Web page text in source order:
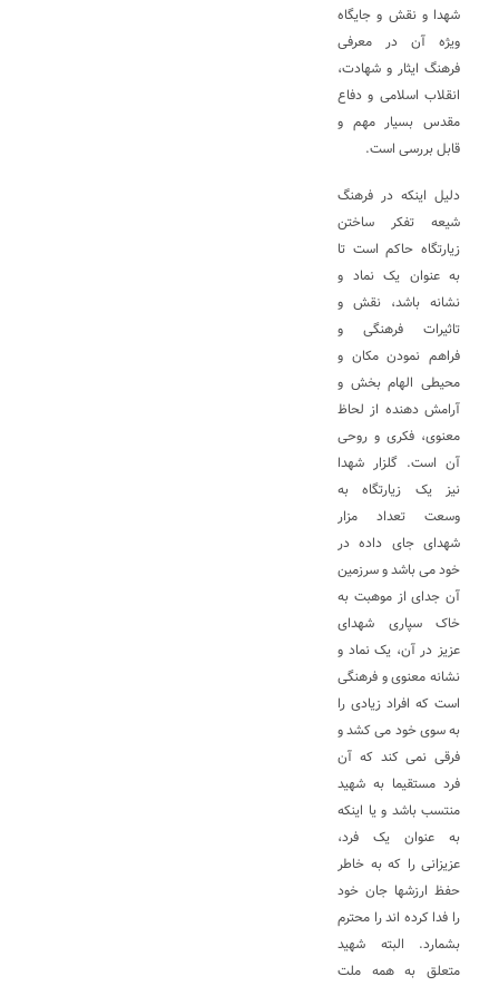
شهدا و نقش و جایگاه
ویژه آن در معرفی
فرهنگ ایثار و شهادت،
انقلاب اسلامی و دفاع
مقدس بسیار مهم و
قابل بررسی است.
دلیل اینکه در فرهنگ
شیعه تفکر ساختن
زیارتگاه حاکم است تا
به عنوان یک نماد و
نشانه باشد، نقش و
تاثیرات فرهنگی و
فراهم نمودن مکان و
محیطی الهام بخش و
آرامش دهنده از لحاظ
معنوی، فکری و روحی
آن است. گلزار شهدا
نیز یک زیارتگاه به
وسعت تعداد مزار
شهدای جای داده در
خود می باشد و سرزمین
آن جدای از موهبت به
خاک سپاری شهدای
عزیز در آن، یک نماد و
نشانه معنوی و فرهنگی
است که افراد زیادی را
به سوی خود می کشد و
فرقی نمی کند که آن
فرد مستقیما به شهید
منتسب باشد و یا اینکه
به عنوان یک فرد،
عزیزانی را که به خاطر
حفظ ارزشها جان خود
را فدا کرده اند را محترم
بشمارد. البته شهید
متعلق به همه ملت